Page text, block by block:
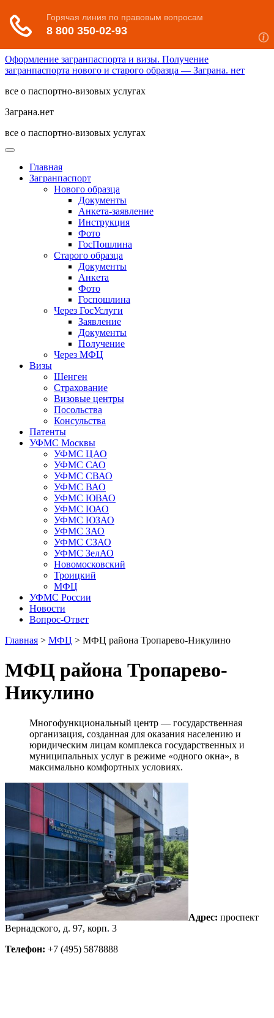
Оформление загранпаспорта и визы. Получение
загранпаспорта нового и старого образца — Заграна. нет
все о паспортно-визовых услугах
Заграна.нет
все о паспортно-визовых услугах
Главная
Загранпаспорт
Нового образца
Документы
Анкета-заявление
Инструкция
Фото
ГосПошлина
Старого образца
Документы
Анкета
Фото
Госпошлина
Через ГосУслуги
Заявление
Документы
Получение
Через МФЦ
Визы
Шенген
Страхование
Визовые центры
Посольства
Консульства
Патенты
УФМС Москвы
УФМС ЦАО
УФМС САО
УФМС СВАО
УФМС ВАО
УФМС ЮВАО
УФМС ЮАО
УФМС ЮЗАО
УФМС ЗАО
УФМС СЗАО
УФМС ЗелАО
Новомосковский
Троицкий
МФЦ
УФМС России
Новости
Вопрос-Ответ
Главная > МФЦ > МФЦ района Тропарево-Никулино
МФЦ района Тропарево-
Никулино
Многофункциональный центр — государственная
организация, созданная для оказания населению и
юридическим лицам комплекса государственных и
муниципальных услуг в режиме «одного окна», в
максимально комфортных условиях.
Адрес: проспект
Вернадского, д. 97, корп. 3
Телефон: +7 (495) 5878888